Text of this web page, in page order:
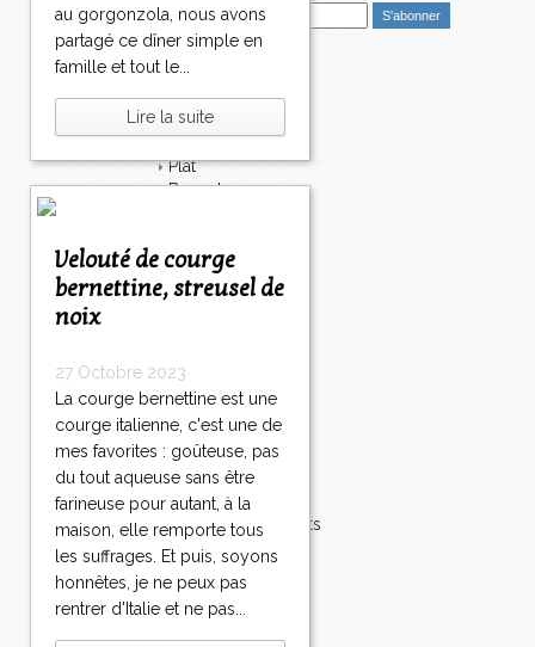
au gorgonzola, nous avons
partagé ce dîner simple en
famille et tout le...
Lire la suite
Velouté de courge
bernettine, streusel de
noix
27 Octobre 2023
La courge bernettine est une
courge italienne, c'est une de
mes favorites : goûteuse, pas
du tout aqueuse sans être
farineuse pour autant, à la
maison, elle remporte tous
les suffrages. Et puis, soyons
honnêtes, je ne peux pas
rentrer d'Italie et ne pas...
E
m
a
l
Salé
Dessert
Plat
Bavardages
Légumes
Apéritif
Tarte
Épices
Fruits
Soupe
Fêtes
Poisson
Accompagnements
Champignons
Chocolat
Pâtes
Tomates